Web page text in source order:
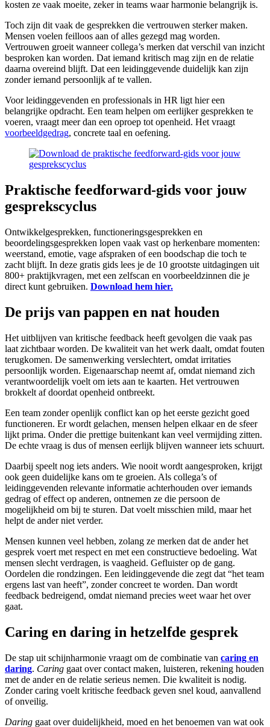
kosten ze vaak moeite, zeker in teams waar harmonie belangrijk is.
Toch zijn dit vaak de gesprekken die vertrouwen sterker maken.
Mensen voelen feilloos aan of alles gezegd mag worden.
Vertrouwen groeit wanneer collega’s merken dat verschil van inzicht
besproken kan worden. Dat iemand kritisch mag zijn en de relatie
daarna overeind blijft. Dat een leidinggevende duidelijk kan zijn
zonder iemand persoonlijk af te vallen.
Voor leidinggevenden en professionals in HR ligt hier een
belangrijke opdracht. Een team helpen om eerlijker gesprekken te
voeren, vraagt meer dan een oproep tot openheid. Het vraagt
voorbeeldgedrag, concrete taal en oefening.
Praktische feedforward-gids voor jouw
gesprekscyclus
Ontwikkelgesprekken, functioneringsgesprekken en
beoordelingsgesprekken lopen vaak vast op herkenbare momenten:
weerstand, emotie, vage afspraken of een boodschap die toch te
zacht blijft. In deze gratis gids lees je de 10 grootste uitdagingen uit
800+ praktijkvragen, met een zelfscan en voorbeeldzinnen die je
direct kunt gebruiken. Download hem hier.
De prijs van pappen en nat houden
Het uitblijven van kritische feedback heeft gevolgen die vaak pas
laat zichtbaar worden. De kwaliteit van het werk daalt, omdat fouten
terugkomen. De samenwerking verslechtert, omdat irritaties
persoonlijk worden. Eigenaarschap neemt af, omdat niemand zich
verantwoordelijk voelt om iets aan te kaarten. Het vertrouwen
brokkelt af doordat openheid ontbreekt.
Een team zonder openlijk conflict kan op het eerste gezicht goed
functioneren. Er wordt gelachen, mensen helpen elkaar en de sfeer
lijkt prima. Onder die prettige buitenkant kan veel vermijding zitten.
De echte vraag is dus of mensen eerlijk blijven wanneer iets schuurt.
Daarbij speelt nog iets anders. Wie nooit wordt aangesproken, krijgt
ook geen duidelijke kans om te groeien. Als collega’s of
leidinggevenden relevante informatie achterhouden over iemands
gedrag of effect op anderen, ontnemen ze die persoon de
mogelijkheid om bij te sturen. Dat voelt misschien mild, maar het
helpt de ander niet verder.
Mensen kunnen veel hebben, zolang ze merken dat de ander het
gesprek voert met respect en met een constructieve bedoeling. Wat
mensen slecht verdragen, is vaagheid. Gefluister op de gang.
Oordelen die rondzingen. Een leidinggevende die zegt dat “het team
ergens last van heeft”, zonder concreet te worden. Dan wordt
feedback bedreigend, omdat niemand precies weet waar het over
gaat.
Caring en daring in hetzelfde gesprek
De stap uit schijnharmonie vraagt om de combinatie van caring en
daring. Caring gaat over contact maken, luisteren, rekening houden
met de ander en de relatie serieus nemen. Die kwaliteit is nodig.
Zonder caring voelt kritische feedback geven snel koud, aanvallend
of onveilig.
Daring gaat over duidelijkheid, moed en het benoemen van wat ook